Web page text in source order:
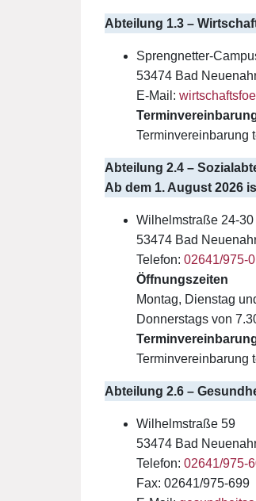
Abteilung 1.3 –
Sprengnetter-
53474 Bad
E-Mail:
Terminvereinbarung
Abteilung 2.4 –
Ab dem 1. August 2026
Wilhelmstraße 24-30
53474 Bad
Telefon: 02641/975-0
Öffnungszeiten
Montag, Dienstag
Donnerstags von
Terminvereinbarung
Abteilung 2.6 –
Wilhelmstraße 59
53474 Bad
Telefon: 02641/975-
Fax: 02641/975-699